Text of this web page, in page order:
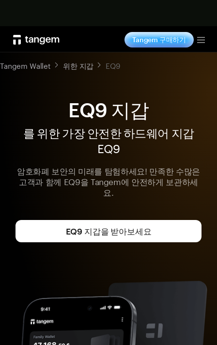
Tangem 구매하기
Tangem Wallet 위한 지갑 EQ9
EQ9 지갑
를 위한 가장 안전한 하드웨어 지갑
EQ9
암호화폐 보안의 미래를 탐험하세요! 만족한 수많은
고객과 함께 EQ9을 Tangem에 안전하게 보관하세
요.
EQ9 지갑을 받아보세요